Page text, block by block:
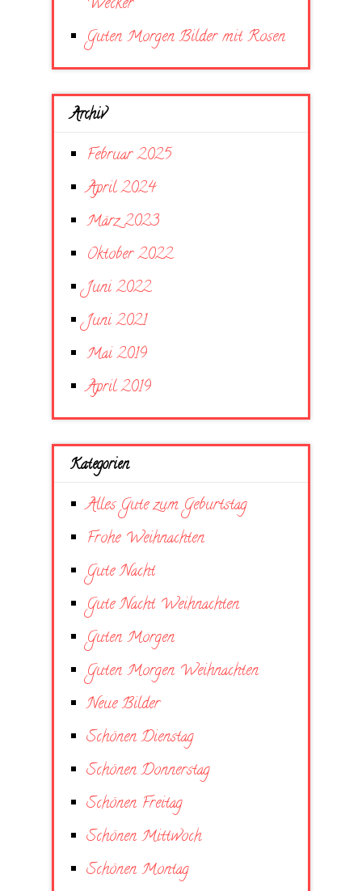
Guten Morgen Bilder mit Rosen
Archiv
Februar 2025
April 2024
März 2023
Oktober 2022
Juni 2022
Juni 2021
Mai 2019
April 2019
Kategorien
Alles Gute zum Geburtstag
Frohe Weihnachten
Gute Nacht
Gute Nacht Weihnachten
Guten Morgen
Guten Morgen Weihnachten
Neue Bilder
Schönen Dienstag
Schönen Donnerstag
Schönen Freitag
Schönen Mittwoch
Schönen Montag